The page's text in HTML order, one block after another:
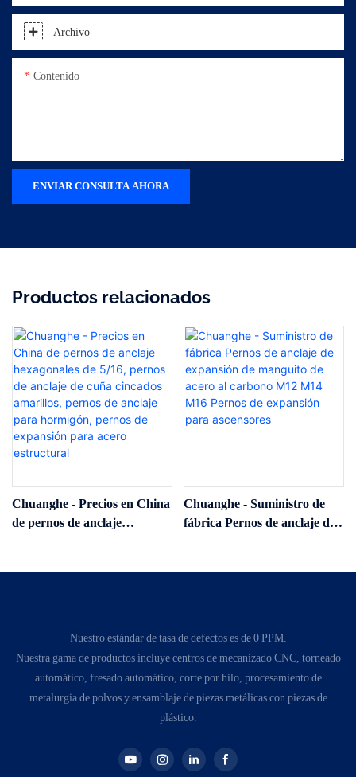
Archivo
Contenido
ENVIAR CONSULTA AHORA
Productos relacionados
Chuanghe - Precios en China
de pernos de anclaje
estructural
Chuanghe - Suministro de
fábrica Pernos de anclaje de
Nuestro estándar de tasa de defectos es de 0 PPM.
Nuestra gama de productos incluye centros de mecanizado CNC, torneado
automático, fresado automático, corte por hilo, procesamiento de
metalurgia de polvos y ensamblaje de piezas metálicas con piezas de
plástico.